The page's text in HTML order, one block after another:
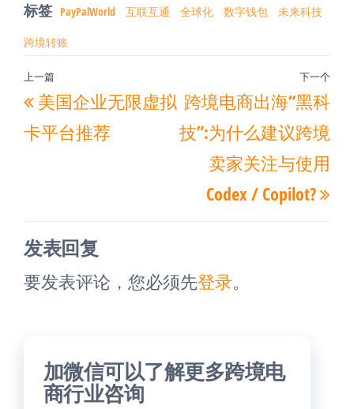
标签 PayPalWorld 互联互通 全球化 数字钱包 未来科技
跨境转账
文
章
导
上
一
篇
上一篇
美国企业无限虚拟
卡平台推荐
下
篇
下一个
跨境电商出海“黑科
技”:为什么建议跨境
卖家关注与使用
Codex / Copilot?
发表回复
要发表评论，您必须先登录。
加微信可以了解更多跨境电
商行业咨询